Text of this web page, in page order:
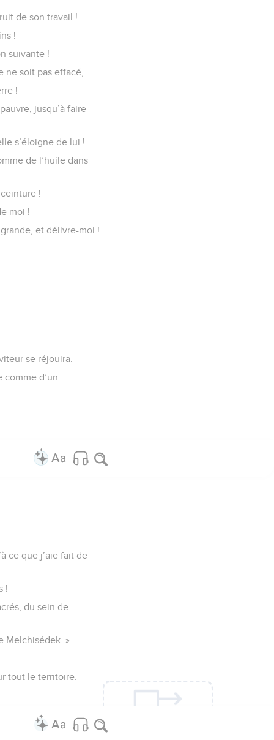
de son travail !
!
suivante !
ne soit pas effacé,
!
jusqu’à faire
s’éloigne de lui !
de l’huile dans
!
moi !
et délivre-moi !
se réjouira.
comme d’un
ce que j’aie fait de
!
du sein de
Melchisédek. »
tout le territoire.